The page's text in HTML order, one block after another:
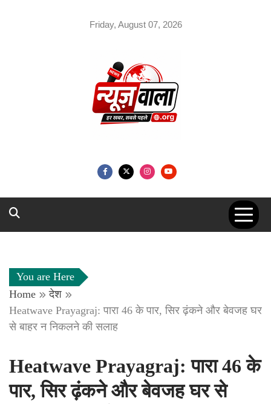
Friday, August 07, 2026
You are Here
Home
देश
Heatwave Prayagraj: पारा 46 के पार, सिर ढ़ंकने और बेवजह घर
से बाहर न निकलने की सलाह
Heatwave Prayagraj: पारा 46 के
पार, सिर ढ़ंकने और बेवजह घर से